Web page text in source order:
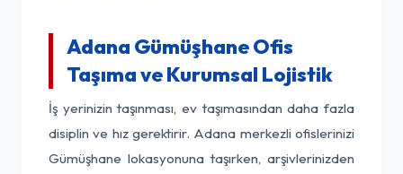
Adana Gümüşhane Ofis
Taşıma ve Kurumsal Lojistik
İş yerinizin taşınması, ev taşımasından daha fazla
disiplin ve hız gerektirir. Adana merkezli ofislerinizi
Gümüşhane lokasyonuna taşırken, arşivlerinizden